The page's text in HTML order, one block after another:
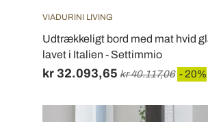
VIADURINI LIVING
Udtrækkeligt bord med mat hvid
lavet i Italien - Settimmio
kr 32.093,65 kr 40.117,06 - 20%